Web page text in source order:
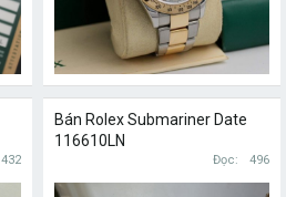
432
Bán Rolex Submariner Date
116610LN
Đọc 496